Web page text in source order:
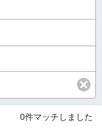
0件マッチしました